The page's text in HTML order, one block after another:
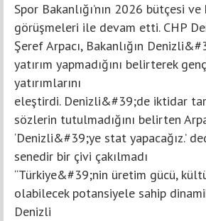
Spor Bakanlığı’nın 2026 bütçesi ve
görüşmeleri ile devam etti. CHP
Şeref Arpacı, Bakanlığın
yatırım yapmadığını belirterek
yatırımlarını
eleştirdi. Denizli&#39;de iktidar
sözlerin tutulmadığını belirten
‘Denizli&#39;ye stat yapacağız.’
senedir bir çivi çakılmadı
“Türkiye&#39;nin üretim gücü,
olabilecek potansiyele sahip
Denizli